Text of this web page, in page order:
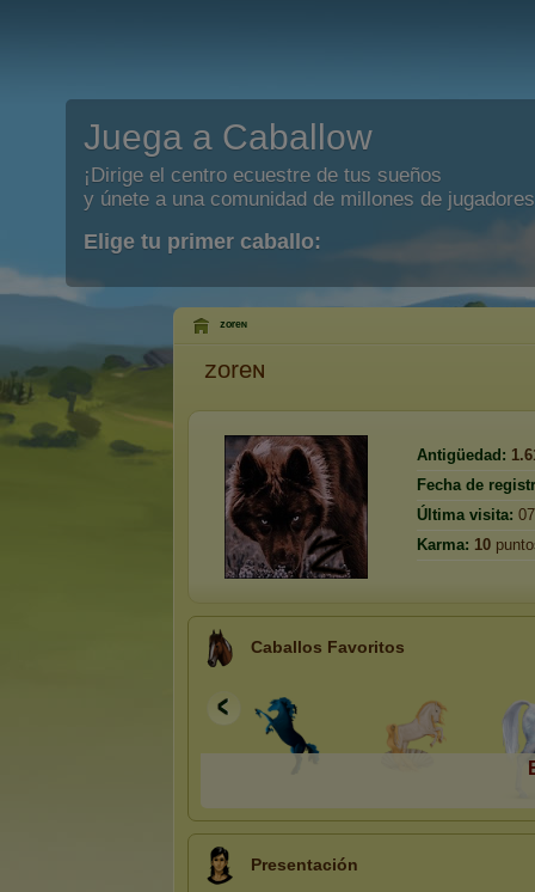
Juega a Caballow
¡Dirige el centro ecuestre de tus sueños
y únete a una comunidad de millones de
Elige tu primer caballo:
ᶻᵒʳᵉᶰ
ᶻᵒʳᵉᶰ
Antigüedad:
Fecha de
Última visita:
Karma: 10
Caballos Favoritos
Presentación